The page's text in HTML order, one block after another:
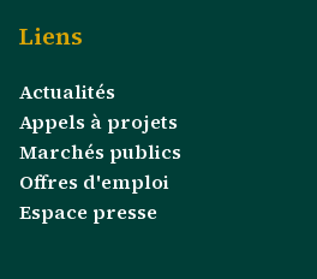
Liens
Actualités
Appels à projets
Marchés publics
Offres d'emploi
Espace presse